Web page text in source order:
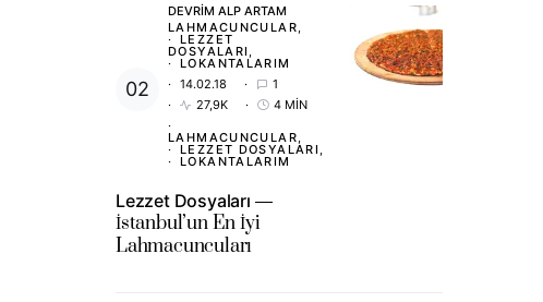
DEVRIM ALP ARTAM
LAHMACUNCULAR
LEZZET
DOSYALARI
LOKANTALARIM
14.02.18
1
27,9K
4 MIN
LAHMACUNCULAR
LEZZET DOSYALARI
LOKANTALARIM
Lezzet Dosyaları
İstanbul’un En İyi
Lahmacuncuları